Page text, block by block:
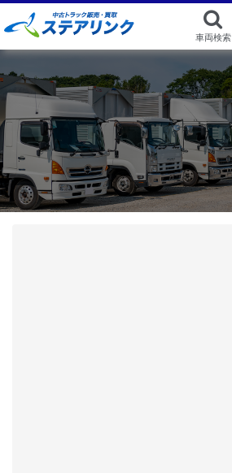
車両検索